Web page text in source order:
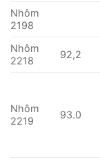
Nhôm
2198
Nhôm
2218
92,2
Nhôm
2219
93.0